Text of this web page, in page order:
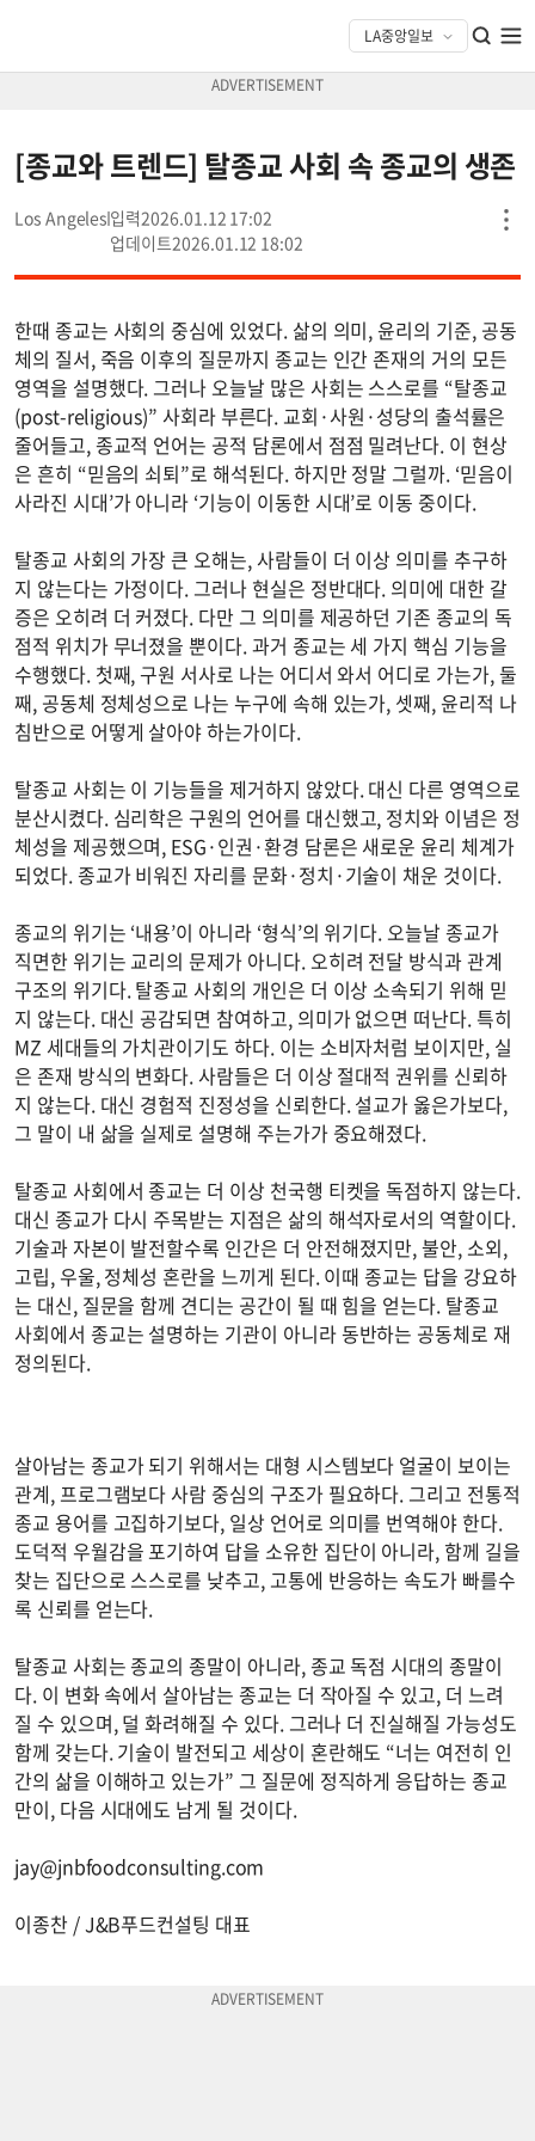
[종교와 트렌드] 탈종교 사회 속 종교의 생존
Los Angeles
2026.01.12 17:02
2026.01.12 18:02
한때 종교는 사회의 중심에 있었다. 삶의 의미, 윤리의 기준, 공동
체의 질서, 죽음 이후의 질문까지 종교는 인간 존재의 거의 모든
영역을 설명했다. 그러나 오늘날 많은 사회는 스스로를 “탈종교
(post-religious)” 사회라 부른다. 교회·사원·성당의 출석률은
줄어들고, 종교적 언어는 공적 담론에서 점점 밀려난다. 이 현상
은 흔히 “믿음의 쇠퇴”로 해석된다. 하지만 정말 그럴까. ‘믿음이
사라진 시대’가 아니라 ‘기능이 이동한 시대’로 이동 중이다.
탈종교 사회의 가장 큰 오해는, 사람들이 더 이상 의미를 추구하
지 않는다는 가정이다. 그러나 현실은 정반대다. 의미에 대한 갈
증은 오히려 더 커졌다. 다만 그 의미를 제공하던 기존 종교의 독
점적 위치가 무너졌을 뿐이다. 과거 종교는 세 가지 핵심 기능을
수행했다. 첫째, 구원 서사로 나는 어디서 와서 어디로 가는가, 둘
째, 공동체 정체성으로 나는 누구에 속해 있는가, 셋째, 윤리적 나
침반으로 어떻게 살아야 하는가이다.
탈종교 사회는 이 기능들을 제거하지 않았다. 대신 다른 영역으로
분산시켰다. 심리학은 구원의 언어를 대신했고, 정치와 이념은 정
체성을 제공했으며, ESG·인권·환경 담론은 새로운 윤리 체계가
되었다. 종교가 비워진 자리를 문화·정치·기술이 채운 것이다.
종교의 위기는 ‘내용’이 아니라 ‘형식’의 위기다. 오늘날 종교가
직면한 위기는 교리의 문제가 아니다. 오히려 전달 방식과 관계
구조의 위기다. 탈종교 사회의 개인은 더 이상 소속되기 위해 믿
지 않는다. 대신 공감되면 참여하고, 의미가 없으면 떠난다. 특히
MZ 세대들의 가치관이기도 하다. 이는 소비자처럼 보이지만, 실
은 존재 방식의 변화다. 사람들은 더 이상 절대적 권위를 신뢰하
지 않는다. 대신 경험적 진정성을 신뢰한다. 설교가 옳은가보다,
그 말이 내 삶을 실제로 설명해 주는가가 중요해졌다.
탈종교 사회에서 종교는 더 이상 천국행 티켓을 독점하지 않는다.
대신 종교가 다시 주목받는 지점은 삶의 해석자로서의 역할이다.
기술과 자본이 발전할수록 인간은 더 안전해졌지만, 불안, 소외,
고립, 우울, 정체성 혼란을 느끼게 된다. 이때 종교는 답을 강요하
는 대신, 질문을 함께 견디는 공간이 될 때 힘을 얻는다. 탈종교
사회에서 종교는 설명하는 기관이 아니라 동반하는 공동체로 재
정의된다.
살아남는 종교가 되기 위해서는 대형 시스템보다 얼굴이 보이는
관계, 프로그램보다 사람 중심의 구조가 필요하다. 그리고 전통적
종교 용어를 고집하기보다, 일상 언어로 의미를 번역해야 한다.
도덕적 우월감을 포기하여 답을 소유한 집단이 아니라, 함께 길을
찾는 집단으로 스스로를 낮추고, 고통에 반응하는 속도가 빠를수
록 신뢰를 얻는다.
탈종교 사회는 종교의 종말이 아니라, 종교 독점 시대의 종말이
다. 이 변화 속에서 살아남는 종교는 더 작아질 수 있고, 더 느려
질 수 있으며, 덜 화려해질 수 있다. 그러나 더 진실해질 가능성도
함께 갖는다. 기술이 발전되고 세상이 혼란해도 “너는 여전히 인
간의 삶을 이해하고 있는가” 그 질문에 정직하게 응답하는 종교
만이, 다음 시대에도 남게 될 것이다.
jay@jnbfoodconsulting.com
이종찬 / J&B푸드컨설팅 대표